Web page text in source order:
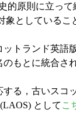
的原則に立っ
象としている
トランド英語
のもとに統合さ
る，古いスコ
(LAOS) として こ